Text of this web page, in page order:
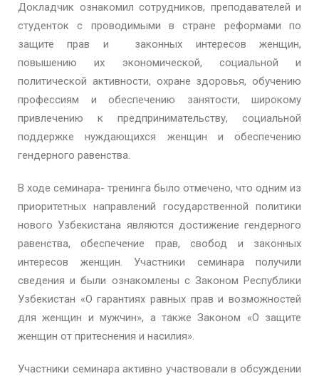
Докладчик ознакомил сотрудников, преподавателей и
студенток с проводимыми в стране реформами по
защите прав и законных интересов женщин,
повышению их экономической, социальной и
политической активности, охране здоровья, обучению
профессиям и обеспечению занятости, широкому
привлечению к предпринимательству, социальной
поддержке нуждающихся женщин и обеспечению
гендерного равенства.
В ходе семинара- тренинга было отмечено, что одним из
приоритетных направлений государственной политики
нового Узбекистана являются достижение гендерного
равенства, обеспечение прав, свобод и законных
интересов женщин. Участники семинара получили
сведения и были ознакомлены с Законом Республики
Узбекистан «О гарантиях равных прав и возможностей
для женщин и мужчин», а также Законом «О защите
женщин от притеснения и насилия».
Участники семинара активно участвовали в обсуждении